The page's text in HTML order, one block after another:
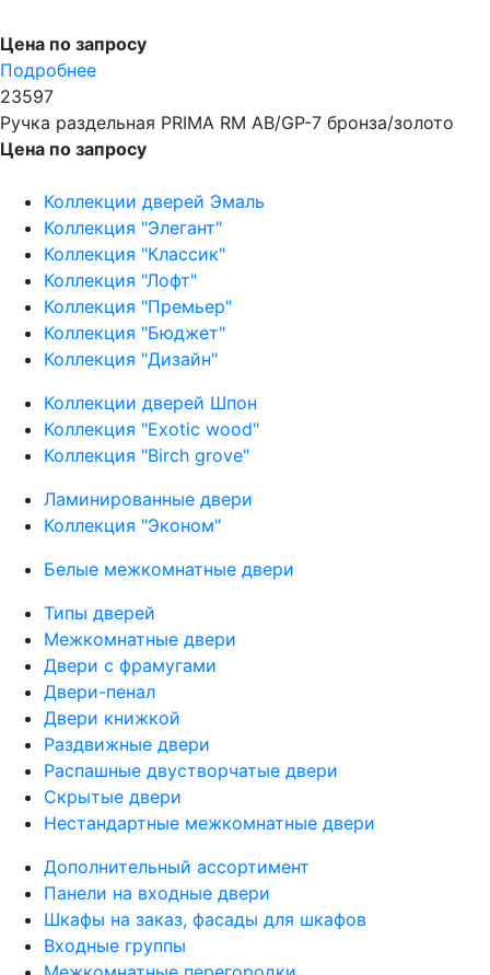
Цена по запросу
Подробнее
23597
Ручка раздельная PRIMA RM AB/GP-7 бронза/золото
Цена по запросу
Коллекции дверей Эмаль
Коллекция "Элегант"
Коллекция "Классик"
Коллекция "Лофт"
Коллекция "Премьер"
Коллекция "Бюджет"
Коллекция "Дизайн"
Коллекции дверей Шпон
Коллекция "Exotic wood"
Коллекция "Birch grove"
Ламинированные двери
Коллекция "Эконом"
Белые межкомнатные двери
Типы дверей
Межкомнатные двери
Двери с фрамугами
Двери-пенал
Двери книжкой
Раздвижные двери
Распашные двустворчатые двери
Скрытые двери
Нестандартные межкомнатные двери
Дополнительный ассортимент
Панели на входные двери
Шкафы на заказ, фасады для шкафов
Входные группы